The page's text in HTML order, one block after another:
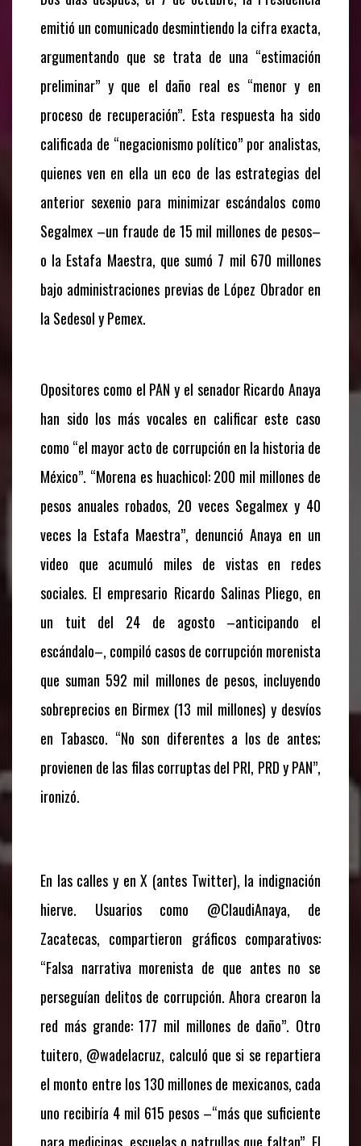
emitió un comunicado desmintiendo la cifra exacta,
argumentando que se trata de una “estimación
preliminar” y que el daño real es “menor y en
proceso de recuperación”. Esta respuesta ha sido
calificada de “negacionismo político” por analistas,
quienes ven en ella un eco de las estrategias del
anterior sexenio para minimizar escándalos como
Segalmex –un fraude de 15 mil millones de pesos–
o la Estafa Maestra, que sumó 7 mil 670 millones
bajo administraciones previas de López Obrador en
la Sedesol y Pemex.
Opositores como el PAN y el senador Ricardo Anaya
han sido los más vocales en calificar este caso
como “el mayor acto de corrupción en la historia de
México”. “Morena es huachicol: 200 mil millones de
pesos anuales robados, 20 veces Segalmex y 40
veces la Estafa Maestra”, denunció Anaya en un
video que acumuló miles de vistas en redes
sociales. El empresario Ricardo Salinas Pliego, en
un tuit del 24 de agosto –anticipando el
escándalo–, compiló casos de corrupción morenista
que suman 592 mil millones de pesos, incluyendo
sobreprecios en Birmex (13 mil millones) y desvíos
en Tabasco. “No son diferentes a los de antes;
provienen de las filas corruptas del PRI, PRD y PAN”,
ironizó.
En las calles y en X (antes Twitter), la indignación
hierve. Usuarios como @ClaudiAnaya, de
Zacatecas, compartieron gráficos comparativos:
“Falsa narrativa morenista de que antes no se
perseguían delitos de corrupción. Ahora crearon la
red más grande: 177 mil millones de daño”. Otro
tuitero, @wadelacruz, calculó que si se repartiera
el monto entre los 130 millones de mexicanos, cada
uno recibiría 4 mil 615 pesos –“más que suficiente